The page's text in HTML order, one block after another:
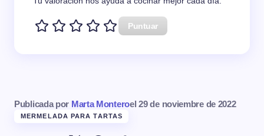
Puntuar
Publicada por Marta Monteroel 29 de noviembre de 2022
MERMELADA PARA TARTAS